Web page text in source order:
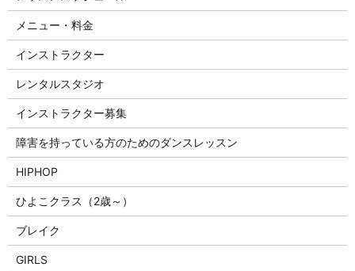
メニュー・料金
インストラクター
レンタルスタジオ
インストラクター募集
障害を持っている方のためのダンスレッスン
HIPHOP
ひよこクラス（2歳～）
ブレイク
GIRLS